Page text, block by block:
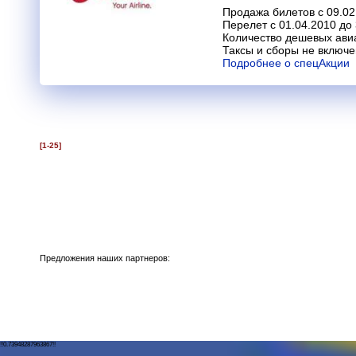
Продажа билетов с
Перелет с 01.04.2010 до
Количество дешевых
Таксы и сборы не
Подробнее о спецАкции
[1-25]
Предложения наших партнеров:
!!0.73948287963867!!